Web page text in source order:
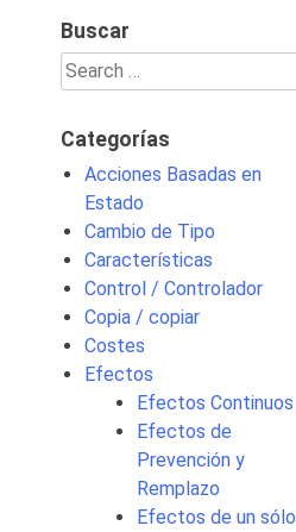
Buscar
Search
for:
Categorías
Acciones Basadas en
Estado
Cambio de Tipo
Características
Control / Controlador
Copia / copiar
Costes
Efectos
Efectos Continuos
Efectos de
Prevención y
Remplazo
Efectos de un sólo